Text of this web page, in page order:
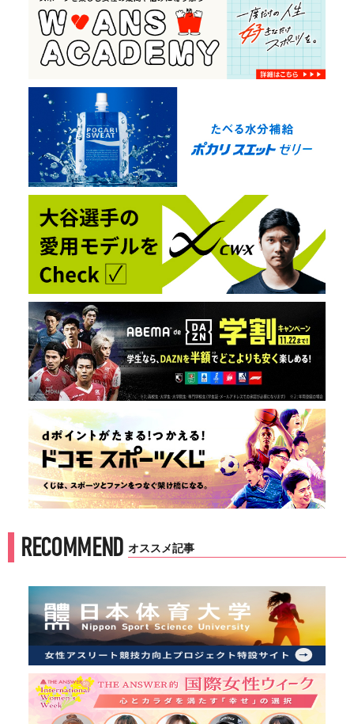
RECOMMEND オススメ記事